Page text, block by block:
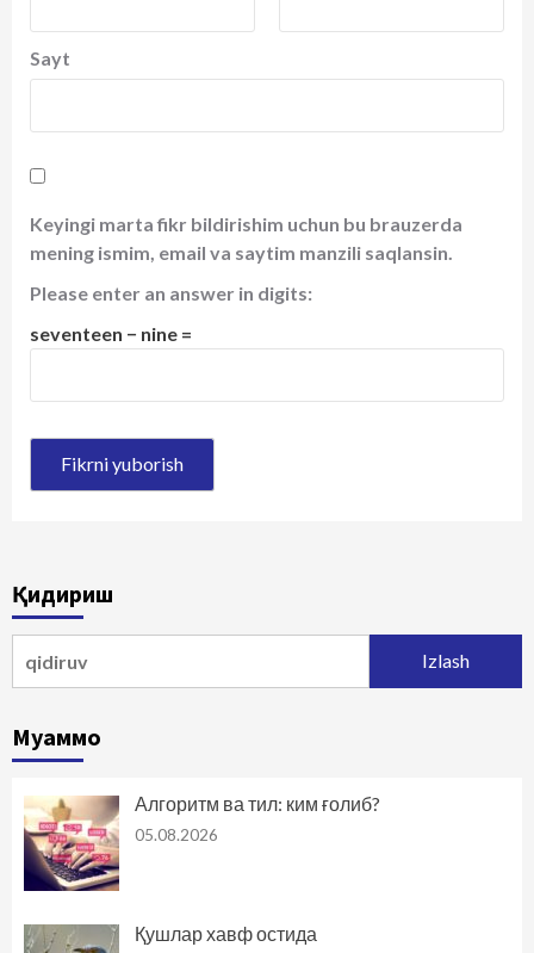
Sayt
Keyingi marta fikr bildirishim uchun bu brauzerda
mening ismim, email va saytim manzili saqlansin.
Please enter an answer in digits:
seventeen − nine =
Қидириш
Муаммо
Алгоритм ва тил: ким ғолиб?
05.08.2026
Қушлар хавф остида